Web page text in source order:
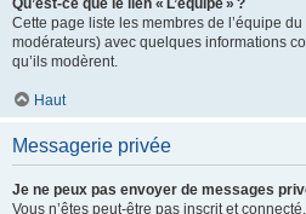
Qu’est-ce que le lien « L’équipe » ?
Cette page liste les membres de l’équipe
modérateurs) avec quelques informations
qu’ils modèrent.
Haut
Messagerie privée
Je ne peux pas envoyer de messages
Vous n’êtes peut-être pas inscrit et